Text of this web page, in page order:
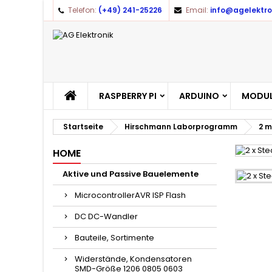
Telefon: (+49) 241-25226 Email:
RASPBERRY PI ARDUINO
Startseite Hirschmann Laborprogramm 2
HOME
Aktive und Passive Bauelemente
MicrocontrollerAVR ISP Flash
DC DC-Wandler
Bauteile, Sortimente
Widerstände, Kondensatoren
SMD-Größe 1206 0805 0603